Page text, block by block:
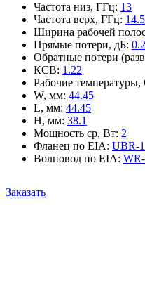
Частота низ, ГГц: 13
Частота верх, ГГц: 14.5
Ширина рабочей
Прямые потери, дБ:
Обратные потери
КСВ: 1.22
Рабочие температуры,
W, мм: 44.45
L, мм: 44.45
H, мм: 38.1
Мощность ср, Вт: 2
Фланец по EIA: UBR-
Волновод по EIA:
Заказать